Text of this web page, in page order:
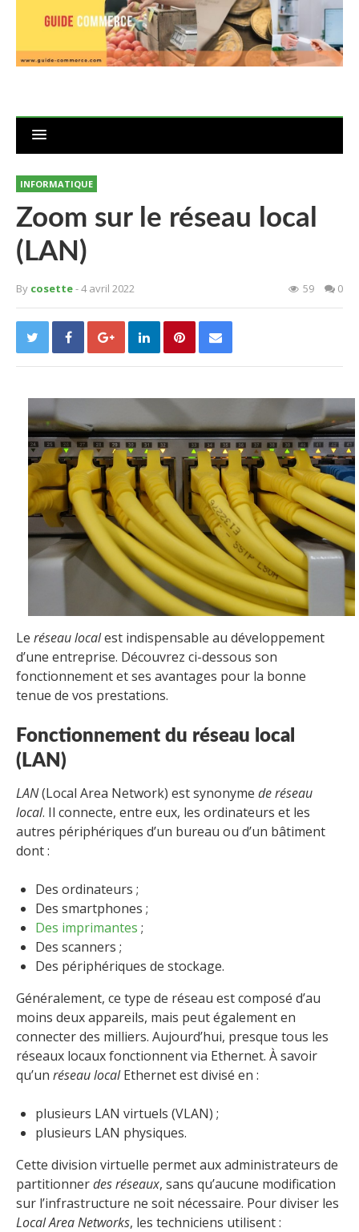
INFORMATIQUE
Zoom sur le réseau local
(LAN)
By cosette- 4 avril 2022 59 0
Le réseau localest indispensable au développement
d’une entreprise. Découvrez ci-dessous son
fonctionnement et ses avantages pour la bonne
tenue de vos prestations.
Fonctionnement du réseau local
(LAN)
LAN(Local Area Network) est synonyme de réseau
local. Il connecte, entre eux, les ordinateurs et les
autres périphériques d’un bureau ou d’un bâtiment
dont :
Des ordinateurs ;
Des smartphones ;
Des imprimantes ;
Des scanners ;
Des périphériques de stockage.
Généralement, ce type de réseau est composé d’au
moins deux appareils, mais peut également en
connecter des milliers. Aujourd’hui, presque tous les
réseaux locaux fonctionnent via Ethernet. À savoir
qu’un réseau localEthernetest divisé en :
plusieurs LAN virtuels (VLAN) ;
plusieurs LAN physiques.
Cette division virtuelle permet aux administrateurs de
partitionnerdes réseaux, sans qu’aucune modification
sur l’infrastructure ne soit nécessaire. Pour diviser les
Local Area Networks, les techniciens utilisent :